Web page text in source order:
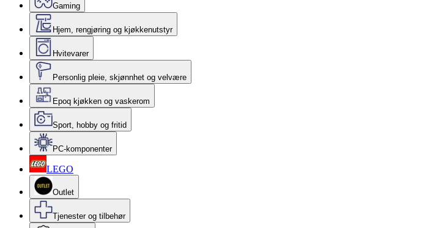
Gaming
Hjem, rengjøring og kjøkkenutstyr
Hvitevarer
Personlig pleie, skjønnhet og velvære
Epoq kjøkken og vaskerom
Sport, hobby og fritid
PC-komponenter
LEGO
Outlet
Tjenester og tilbehør